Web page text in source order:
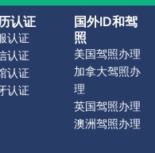
认证
认证
认证
认证
认证
国外ID和驾
照
美国驾照办理
加拿大驾照办
理
英国驾照办理
澳洲驾照办理